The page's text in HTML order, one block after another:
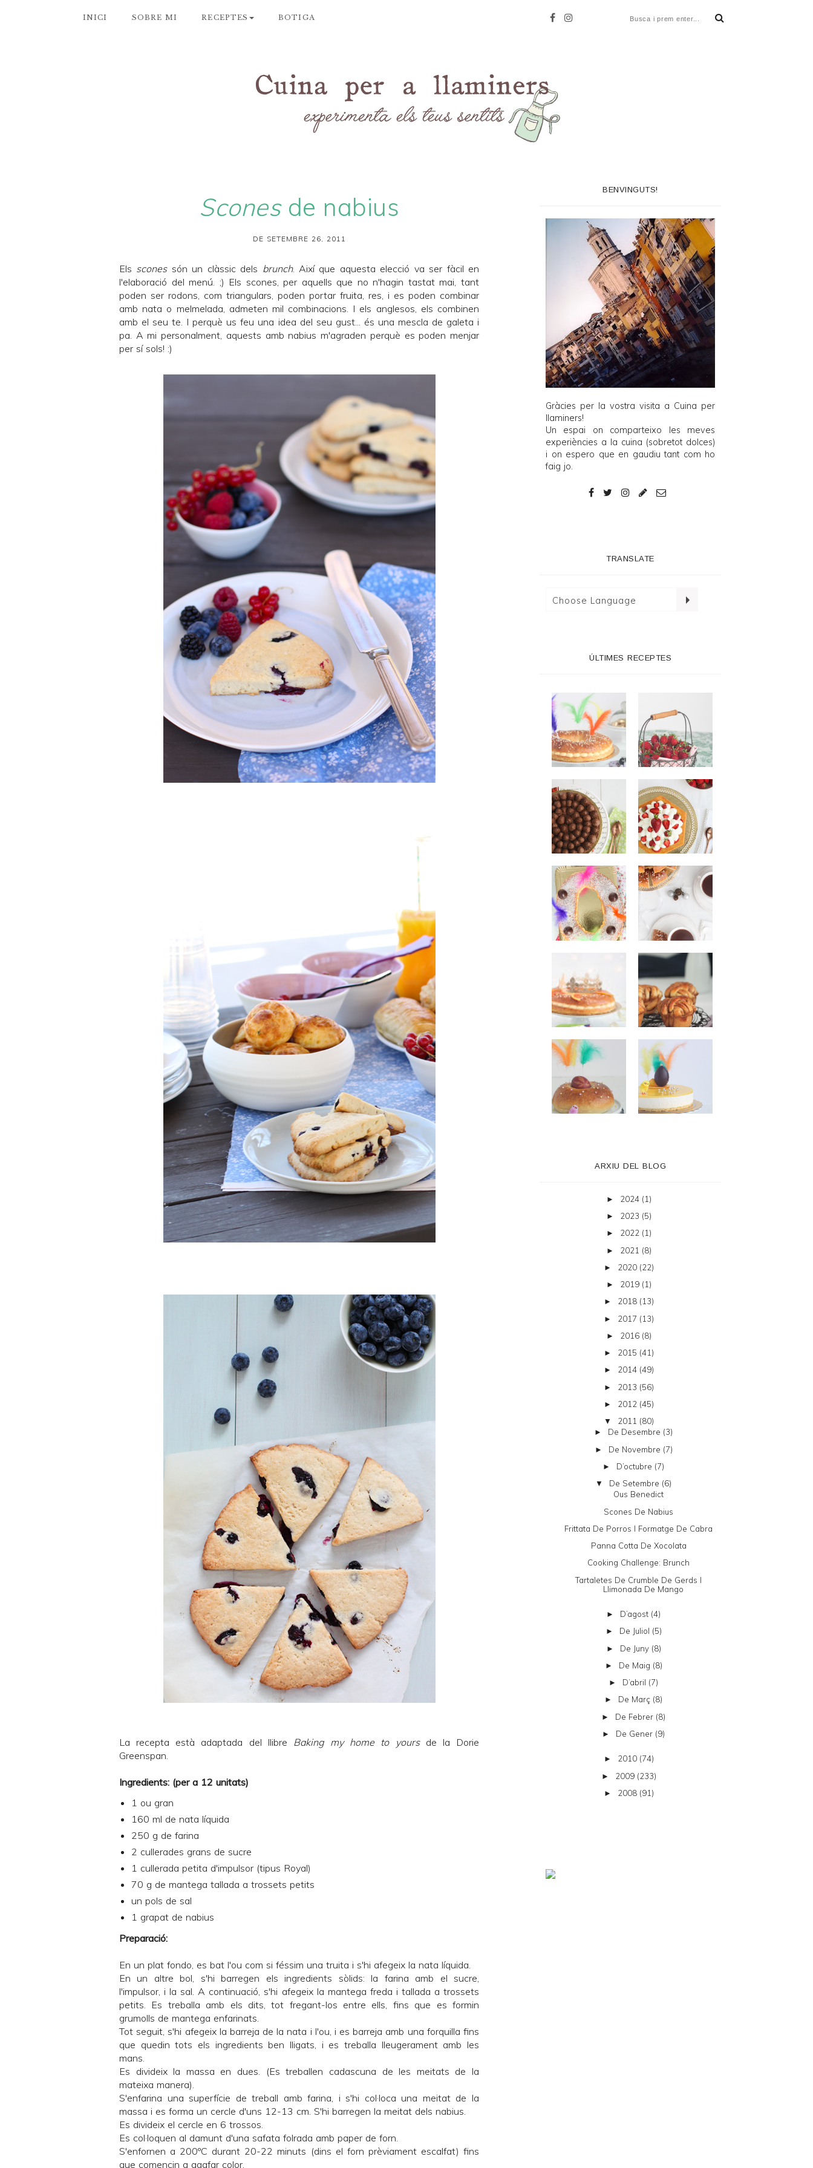
INICI SOBRE MI RECEPTES BOTIGA
Sconesde nabius
DE SETEMBRE 26, 2011
Els sconessón un clàssic dels brunch. Així que aquesta elecció va ser fàcil en
l'elaboració del menú. ;) Els scones, per aquells que no n'hagin tastat mai, tant
poden ser rodons, com triangulars, poden portar fruita, res, i es poden combinar
amb nata o melmelada, admeten mil combinacions. I els anglesos, els combinen
amb el seu te. I perquè us feu una idea del seu gust... és una mescla de galeta i
pa. A mi personalment, aquests amb nabius m'agraden perquè es poden menjar
per sí sols! :)
La recepta està adaptada del llibre Baking my home to yoursde la Dorie
Greenspan.
Ingredients: (per a 12 unitats)
1 ou gran
160 ml de nata líquida
250 g de farina
2 cullerades grans de sucre
1 cullerada petita d'impulsor (tipus Royal)
70 g de mantega tallada a trossets petits
un pols de sal
1 grapat de nabius
Preparació:
En un plat fondo, es bat l'ou com si féssim una truita i s'hi afegeix la nata líquida.
En un altre bol, s'hi barregen els ingredients sòlids: la farina amb el sucre,
l'impulsor, i la sal. A continuació, s'hi afegeix la mantega freda i tallada a trossets
petits. Es treballa amb els dits, tot fregant-los entre ells, fins que es formin
grumolls de mantega enfarinats.
Tot seguit, s'hi afegeix la barreja de la nata i l'ou, i es barreja amb una forquilla fins
que quedin tots els ingredients ben lligats, i es treballa lleugerament amb les
mans.
Es divideix la massa en dues. (Es treballen cadascuna de les meitats de la
mateixa manera).
S'enfarina una superfície de treball amb farina, i s'hi col·loca una meitat de la
massa i es forma un cercle d'uns 12-13 cm. S'hi barregen la meitat dels nabius.
Es divideix el cercle en 6 trossos.
Es col·loquen al damunt d'una safata folrada amb paper de forn.
S'enfornen a 200ºC durant 20-22 minuts (dins el forn prèviament escalfat) fins
que comencin a agafar color.
BENVINGUTS!
Gràcies per la vostra visita a Cuina per
llaminers!
Un espai on comparteixo les meves
experiències a la cuina (sobretot dolces)
i on espero que en gaudiu tant com ho
faig jo.
TRANSLATE
ÚLTIMES RECEPTES
ARXIU DEL BLOG
► 2024 (1)
► 2023 (5)
► 2022 (1)
► 2021 (8)
► 2020 (22)
► 2019 (1)
► 2018 (13)
► 2017 (13)
► 2016 (8)
► 2015 (41)
► 2014 (49)
► 2013 (56)
► 2012 (45)
▼ 2011 (80)
► De Desembre (3)
► De Novembre (7)
► D’octubre (7)
▼ De Setembre (6)
Ous Benedict
Scones De Nabius
Frittata De Porros I Formatge De Cabra
Panna Cotta De Xocolata
Cooking Challenge: Brunch
Tartaletes De Crumble De Gerds I
Llimonada De Mango
► D’agost (4)
► De Juliol (5)
► De Juny (8)
► De Maig (8)
► D’abril (7)
► De Març (8)
► De Febrer (8)
► De Gener (9)
► 2010 (74)
► 2009 (233)
► 2008 (91)